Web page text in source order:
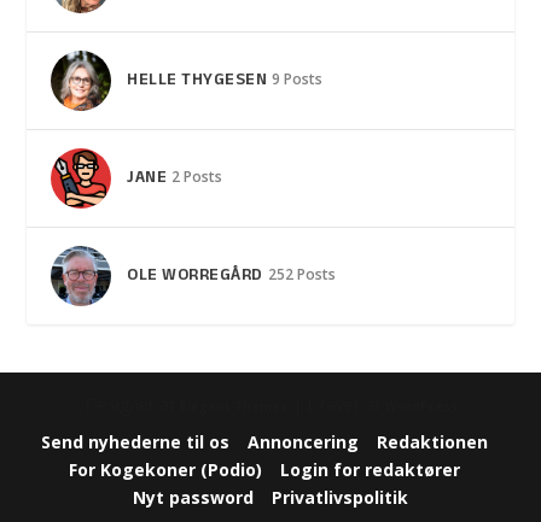
HELLE THYGESEN 9 Posts
JANE 2 Posts
OLE WORREGÅRD 252 Posts
Send nyhederne til os Annoncering
Redaktionen
For Kogekoner (Podio)
Login for redaktører
Nyt password
Privatlivspolitik